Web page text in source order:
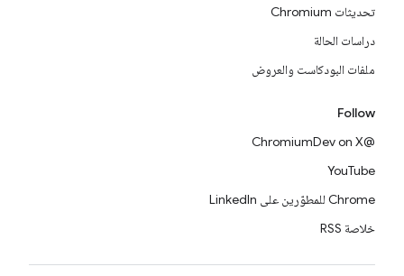
تحديثات Chromium
دراسات الحالة
ملفات البودكاست والعروض
Follow
@ChromiumDev on X
YouTube
Chrome للمطوّرين على LinkedIn
خلاصة RSS